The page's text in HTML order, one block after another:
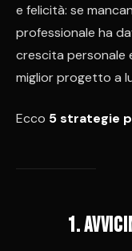
e felicità: se
professionale ha
crescita personale
miglior progetto a
Ecco 5 strategie
1.